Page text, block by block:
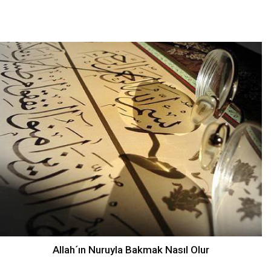
Allah´ın Nuruyla Bakmak Nasıl Olur